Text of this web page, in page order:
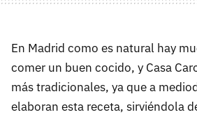
En Madrid como es natural hay
comer un buen cocido, y Casa
más tradicionales, ya que a
elaboran esta receta, sirviéndola